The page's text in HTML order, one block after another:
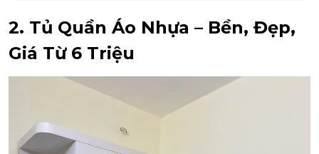
2. Tủ Quần Áo Nhựa – Bền, Đẹp,
Giá Từ 6 Triệu